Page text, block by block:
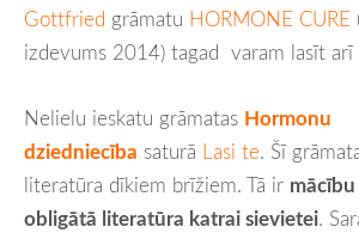
Gottfried grāmatu HORMONE CURE
izdevums 2014) tagad varam lasīt arī
Nelielu ieskatu grāmatas Hormonu
dziedniecība saturā Lasi te. Šī
literatūra dīkiem brīžiem. Tā ir
obligātā literatūra katrai sievietei.